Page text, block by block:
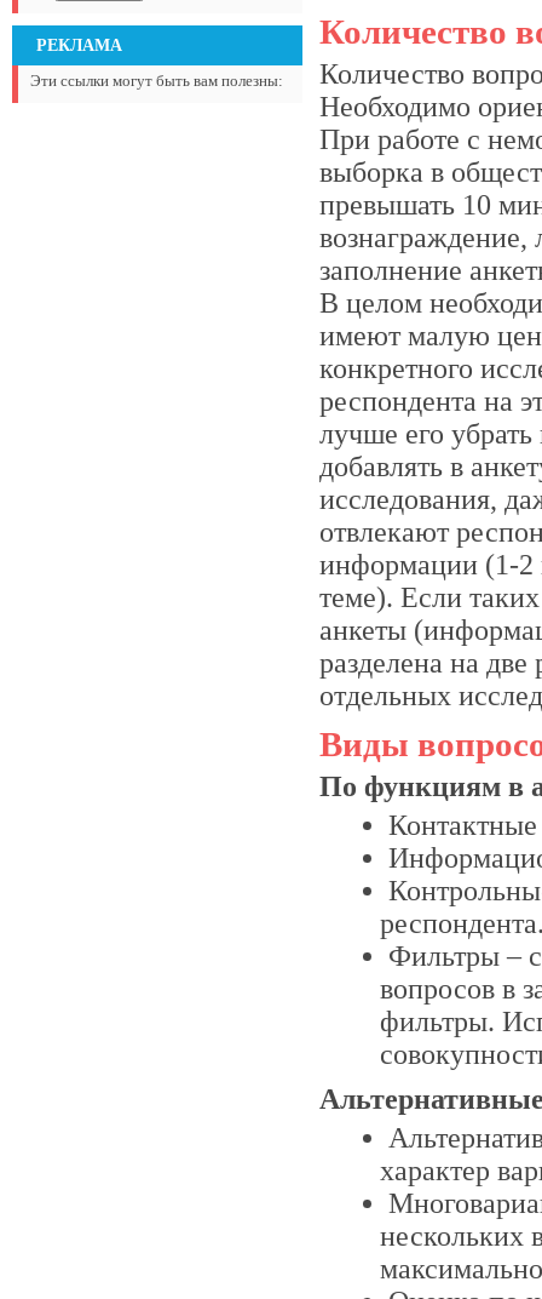
РЕКЛАМА
Эти ссылки могут быть вам полезны:
Количество
Количество
Необходимо
При работе с
выборка в
превышать 10
вознаграждение,
заполнение
В целом
имеют малую
конкретного
респондента на
лучше его
добавлять в
исследования,
отвлекают
информации (1-2
теме). Если
анкеты
разделена на
отдельных
Виды
По функциям в
Фильтры –
вопросов в
фильтры.
характер
нескольких